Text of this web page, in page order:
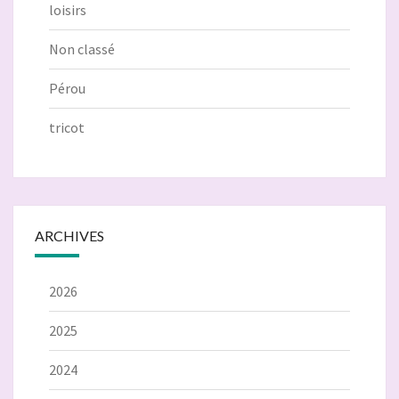
loisirs
Non classé
Pérou
tricot
ARCHIVES
2026
2025
2024